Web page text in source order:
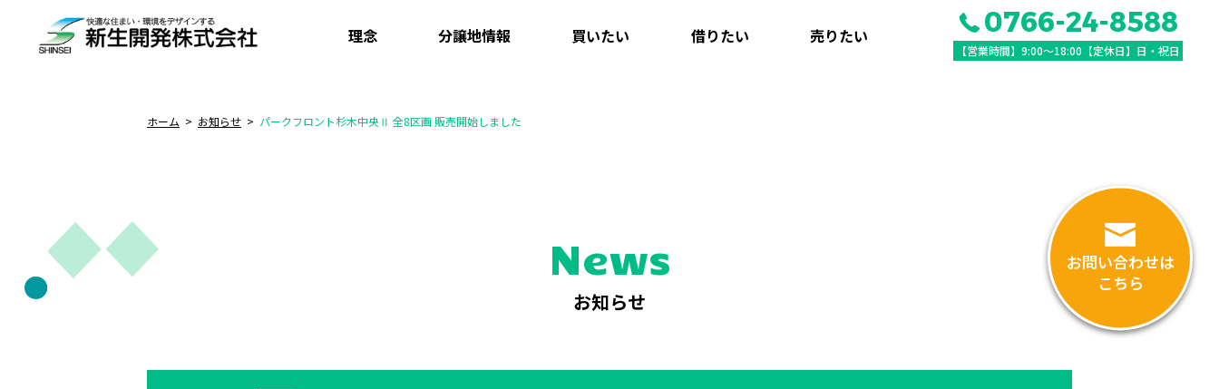
理念 分譲地情報 買いたい 借りたい 売りたい 0766-24-8588
【営業時間】9:00〜18:00【定休日】日・祝日
ホーム お知らせ パークフロント杉木中央Ⅱ 全8区画 販売開始しました
お問い合わせは
こちら
News
お知らせ